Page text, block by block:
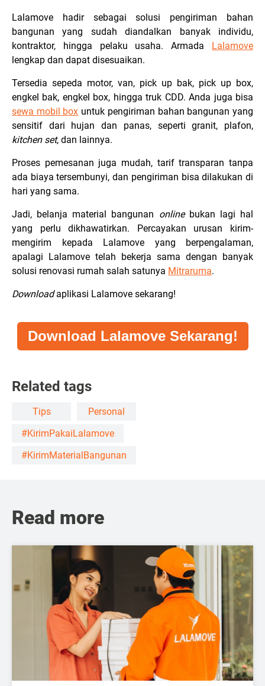
Lalamove hadir sebagai solusi pengiriman bahan
bangunan yang sudah diandalkan banyak individu,
kontraktor, hingga pelaku usaha. Armada Lalamove
lengkap dan dapat disesuaikan.
Tersedia sepeda motor, van, pick up bak, pick up box,
engkel bak, engkel box, hingga truk CDD. Anda juga bisa
sewa mobil box untuk pengiriman bahan bangunan yang
sensitif dari hujan dan panas, seperti granit, plafon,
kitchen set, dan lainnya.
Proses pemesanan juga mudah, tarif transparan tanpa
ada biaya tersembunyi, dan pengiriman bisa dilakukan di
hari yang sama.
Jadi, belanja material bangunan onlinebukan lagi hal
yang perlu dikhawatirkan. Percayakan urusan kirim-
mengirim kepada Lalamove yang berpengalaman,
apalagi Lalamove telah bekerja sama dengan banyak
solusi renovasi rumah salah satunya Mitraruma.
Downloadaplikasi Lalamove sekarang!
Download Lalamove Sekarang!
Related tags
Tips
Personal
#KirimPakaiLalamove
#KirimMaterialBangunan
Read more